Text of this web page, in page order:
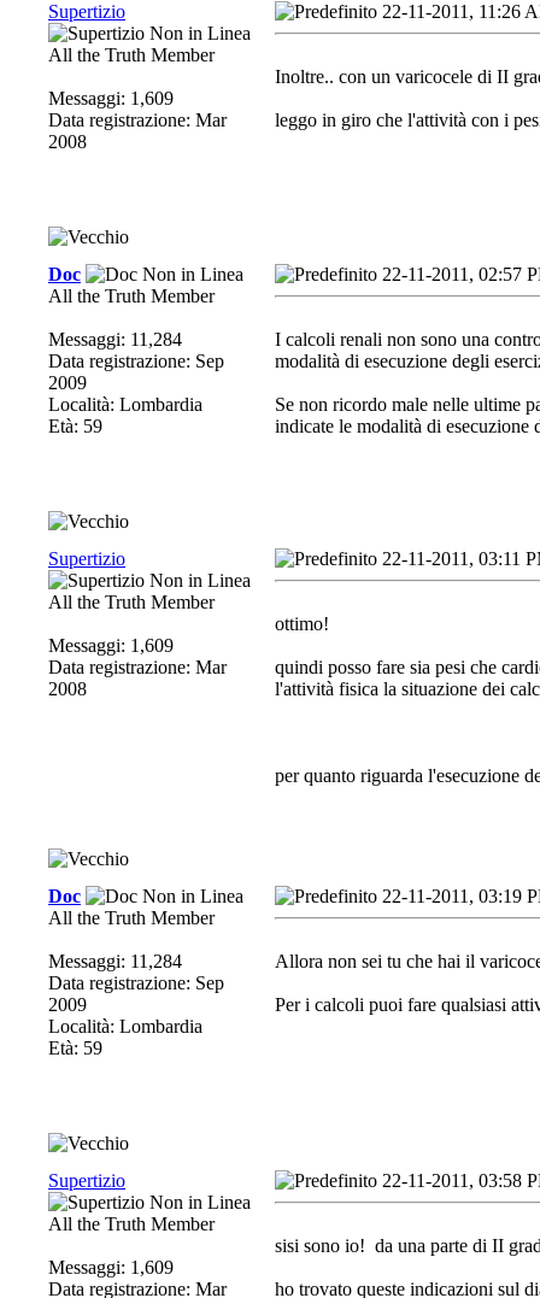
Supertizio
All the Truth Member
Messaggi: 1,609
Data registrazione: Mar
2008
22-11-2011, 11:26
Inoltre.. con un varicocele di II
leggo in giro che l'attività con i
Doc
All the Truth Member
Messaggi: 11,284
Data registrazione: Sep
2009
Località: Lombardia
Età: 59
22-11-2011, 02:57
I calcoli renali non sono una
modalità di esecuzione degli
Se non ricordo male nelle ultime
indicate le modalità di esecuzione
Supertizio
All the Truth Member
Messaggi: 1,609
Data registrazione: Mar
2008
22-11-2011, 03:11
ottimo!
quindi posso fare sia pesi che
l'attività fisica la situazione dei
per quanto riguarda l'esecuzione
Doc
All the Truth Member
Messaggi: 11,284
Data registrazione: Sep
2009
Località: Lombardia
Età: 59
22-11-2011, 03:19
Allora non sei tu che hai il
Per i calcoli puoi fare qualsiasi
Supertizio
All the Truth Member
Messaggi: 1,609
Data registrazione: Mar
22-11-2011, 03:58
sisi sono io! da una parte di II
ho trovato queste indicazioni sul